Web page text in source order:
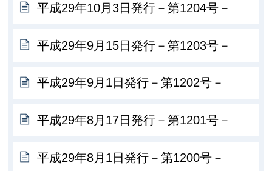
平成29年10月3日発行－第1204号－
平成29年9月15日発行－第1203号－
平成29年9月1日発行－第1202号－
平成29年8月17日発行－第1201号－
平成29年8月1日発行－第1200号－